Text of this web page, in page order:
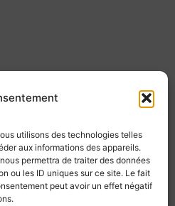
utilisons des technologies telles
aux informations des appareils.
permettra de traiter des données
ou les ID uniques sur ce site. Le fait
peut avoir un effet négatif